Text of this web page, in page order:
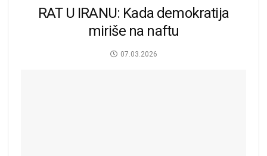
RAT U IRANU: Kada demokratija
miriše na naftu
07.03.2026